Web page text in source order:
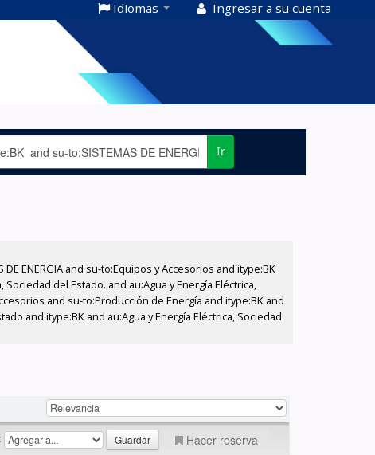
Idiomas Ingresar a su cuenta
Ir
ENERGIA and su-to:Equipos y Accesorios and itype:BK
del Estado. and au:Agua y Energía Eléctrica,
and su-to:Producción de Energía and itype:BK and
and itype:BK and au:Agua y Energía Eléctrica, Sociedad
Hacer reserva